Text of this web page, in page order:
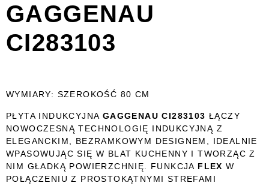
GAGGENAU
CI283103
WYMIARY: SZEROKOŚĆ 80 CM
PŁYTA INDUKCYJNA GAGGENAU CI283103 ŁĄCZY
NOWOCZESNĄ TECHNOLOGIĘ INDUKCYJNĄ Z
ELEGANCKIM, BEZRAMKOWYM DESIGNEM, IDEALNIE
WPASOWUJĄC SIĘ W BLAT KUCHENNY I TWORZĄC Z
NIM GŁADKĄ POWIERZCHNIĘ. FUNKCJA FLEX W
POŁĄCZENIU Z PROSTOKĄTNYMI STREFAMI